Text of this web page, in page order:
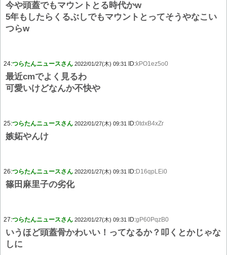
今や頭蓋でもマウントとる時代かw
5年もしたらくるぶしでもマウントとってそうやなこい
つらw
24:つらたんニュースさん 2022/01/27(木) 09:31 ID:kPO1ez5o0
最近cmでよく見るわ
可愛いけどなんか不快や
25:つらたんニュースさん 2022/01/27(木) 09:31 ID:0tdxB4xZr
嫉妬やんけ
26:つらたんニュースさん 2022/01/27(木) 09:31 ID:D16qpLEi0
篠田麻里子の劣化
27:つらたんニュースさん 2022/01/27(木) 09:31 ID:gP60PqzB0
いうほど頭蓋骨かわいい！ってなるか？叩くとかじゃな
しに